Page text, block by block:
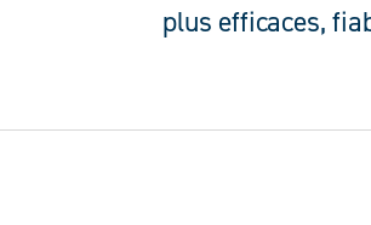
plus efficaces,